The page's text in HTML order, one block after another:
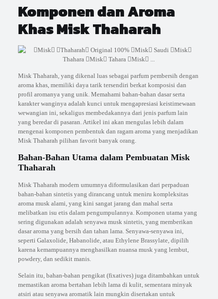
Komponen dan Aroma
Khas Misk Thaharah
Misk Thaharah, yang dikenal luas sebagai parfum pembersih dengan
aroma khas, memiliki daya tarik tersendiri berkat komposisi dan
profil aromanya yang unik. Memahami bahan-bahan dasar serta
karakter wanginya adalah kunci untuk mengapresiasi keistimewaan
wewangian ini, sekaligus membedakannya dari jenis parfum lain
yang beredar di pasaran. Artikel ini akan mengulas lebih dalam
mengenai komponen pembentuk dan ragam aroma yang menjadikan
Misk Thaharah pilihan favorit banyak orang.
Bahan-Bahan Utama dalam Pembuatan Misk
Thaharah
Misk Thaharah modern umumnya diformulasikan dari perpaduan
bahan-bahan sintetis yang dirancang untuk meniru kompleksitas
aroma musk alami, yang kini sangat jarang dan mahal serta
melibatkan isu etis dalam pengumpulannya. Komponen utama yang
sering digunakan adalah senyawa musk sintetis, yang memberikan
dasar aroma yang bersih dan tahan lama. Senyawa-senyawa ini,
seperti Galaxolide, Habanolide, atau Ethylene Brassylate, dipilih
karena kemampuannya menghasilkan nuansa musk yang lembut,
powdery, dan sedikit manis.
Selain itu, bahan-bahan pengikat (fixatives) juga ditambahkan untuk
memastikan aroma bertahan lebih lama di kulit, sementara minyak
atsiri atau senyawa aromatik lain mungkin disertakan untuk